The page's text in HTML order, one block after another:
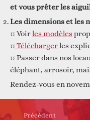
et vous prêter les
Les dimensions et les
¤ Voirles modèles
¤ Téléchargerles
¤ Passer dans nos
éléphant, arrosoir,
Rendez-vous en
Précédent